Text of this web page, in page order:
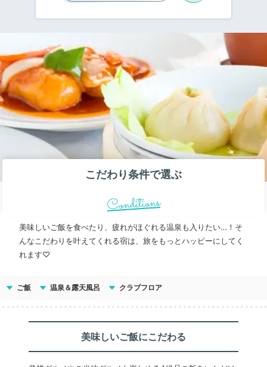
ので、仕事の後に気軽に立ち寄れるのもうれ
こだわり条件で選ぶ
Conditions
美味しいご飯を食べたり、疲れがほぐれる温泉も入りたい…！そ
んなこだわりを叶えてくれる宿は、旅をもっとハッピーにしてく
れます♡
ご飯 温泉＆露天風呂 クラブフロア
美味しいご飯にこだわる